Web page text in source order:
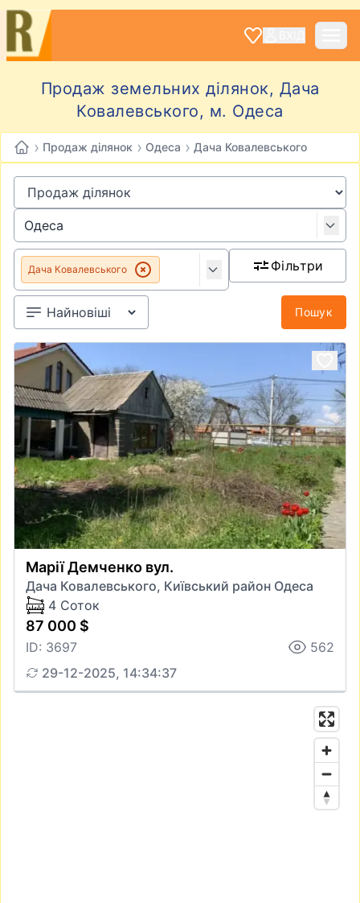
Продаж земельних ділянок, Дача
Ковалевського, м. Одеса
› Продаж ділянок › Одеса › Дача Ковалевського
Дача Ковалевського Фільтри
Пошук
Марії Демченко вул.
Дача Ковалевського, Київський район Одеса
4 Соток
87 000 $
ID: 3697
562
29-12-2025, 14:34:37